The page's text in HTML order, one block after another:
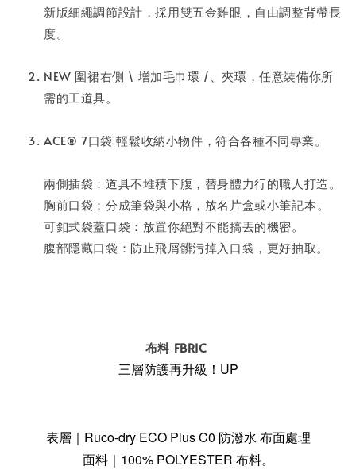
新版細繩調節設計，採用雙五金雞眼，自由調整背帶長
度。
NEW 圍裙右側 \ 增加毛巾環 /、夾環，任意裝備你所
需的工道具。
ACE® 7口袋 輕鬆收納小物件，符合各種不同專業。
兩側插袋：道具不堆積下腹，替身體力行的職人打造。
胸前口袋：分成筆袋與小格，放名片盒或小筆記本⁣。
可釦式袋蓋口袋：放置你絕對不能搞丟的機密。
腹部隱藏口袋：防止飛屑髒污掉入口袋，更好抽取。
布料 FBRIC
三層防護再升級！UP
表層｜Ruco-dry ECO Plus C0 防潑水 布面處理
面料｜100% POLYESTER 布料。